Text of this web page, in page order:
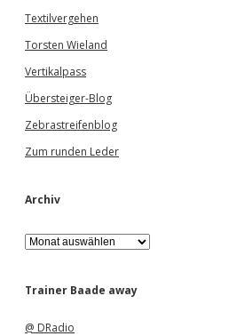
Textilvergehen
Torsten Wieland
Vertikalpass
Übersteiger-Blog
Zebrastreifenblog
Zum runden Leder
Archiv
A
r
h
Trainer Baade away
@ DRadio